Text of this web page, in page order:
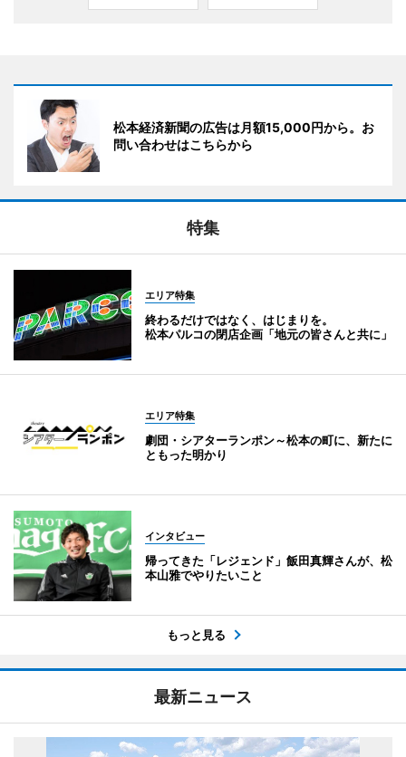
松本経済新聞の広告は月額15,000円から。お
問い合わせはこちらから
特集
エリア特集
終わるだけではなく、はじまりを。
松本パルコの閉店企画「地元の皆さんと共に」
エリア特集
劇団・シアターランポン～松本の町に、新たに
ともった明かり
インタビュー
帰ってきた「レジェンド」飯田真輝さんが、松
本山雅でやりたいこと
もっと見る
最新ニュース